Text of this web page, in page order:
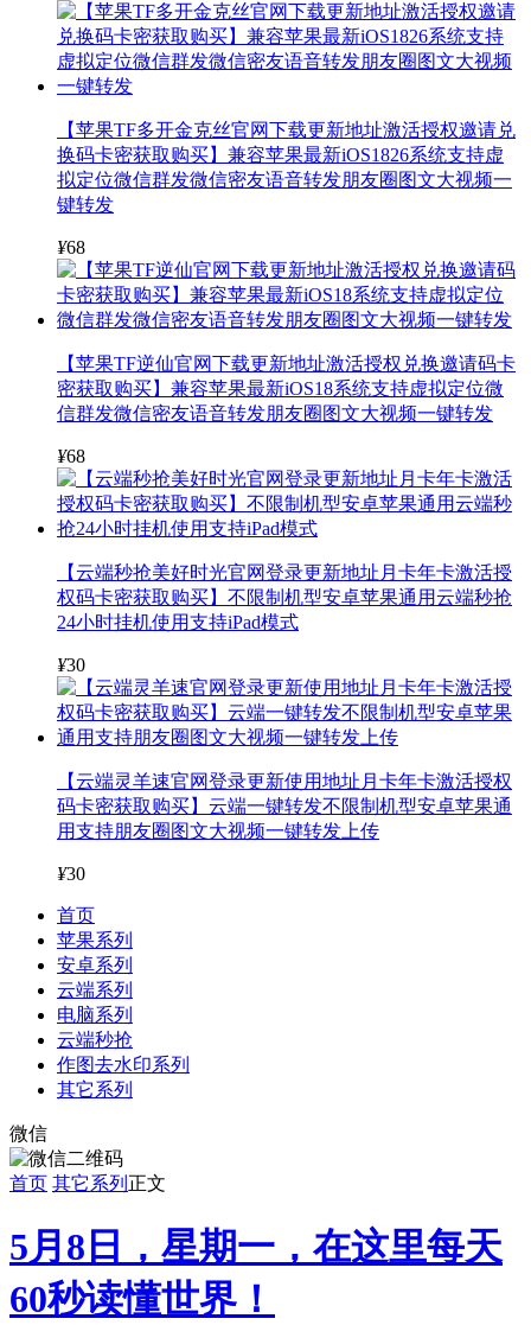
【苹果TF多开金克丝官网下载更新地址激活授权邀请兑
换码卡密获取购买】兼容苹果最新iOS1826系统支持虚
拟定位微信群发微信密友语音转发朋友圈图文大视频一
键转发
¥68
【苹果TF逆仙官网下载更新地址激活授权兑换邀请码卡
密获取购买】兼容苹果最新iOS18系统支持虚拟定位微
信群发微信密友语音转发朋友圈图文大视频一键转发
¥68
【云端秒抢美好时光官网登录更新地址月卡年卡激活授
权码卡密获取购买】不限制机型安卓苹果通用云端秒抢
24小时挂机使用支持iPad模式
¥30
【云端灵羊速官网登录更新使用地址月卡年卡激活授权
码卡密获取购买】云端一键转发不限制机型安卓苹果通
用支持朋友圈图文大视频一键转发上传
¥30
首页
苹果系列
安卓系列
云端系列
电脑系列
云端秒抢
作图去水印系列
其它系列
微信
首页 其它系列 正文
5月8日，星期一，在这里每天
60秒读懂世界！